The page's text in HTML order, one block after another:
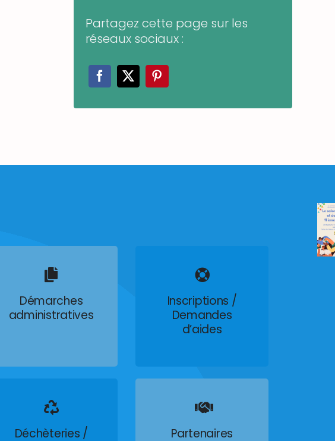
Partagez cette page sur les
réseaux sociaux :
Démarches
administratives
Inscriptions /
Demandes
d’aides
Déchèteries /
Partenaires